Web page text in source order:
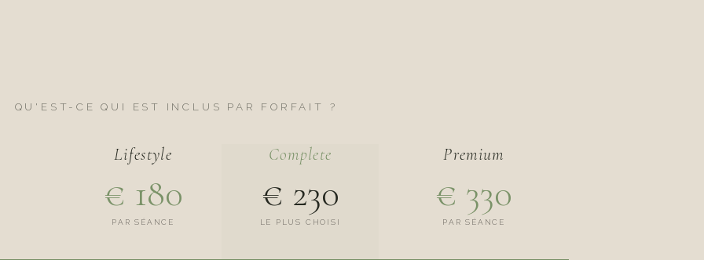
QU'EST-CE QUI EST INCLUS PAR FORFAIT ?
Lifestyle
€ 180
PAR SÉANCE
Complete
€ 230
LE PLUS CHOISI
Premium
€ 330
PAR SÉANCE